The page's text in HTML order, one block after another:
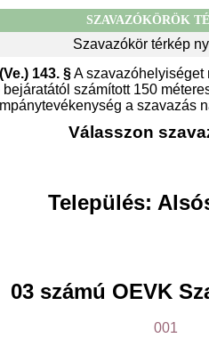
SZAVAZÓKÖRÖK
Szavazókör térkép
143. §A szavazóhelyiséget
számított 150
a szavazás
Válasszon
Település:
03 számú OEVK
001